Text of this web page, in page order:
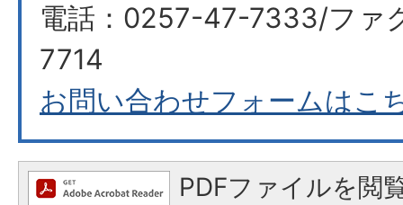
電話：0257-47-7333/ファ
7714​​​​​​​
お問い合わせフォームはこ
PDFファイルを閲